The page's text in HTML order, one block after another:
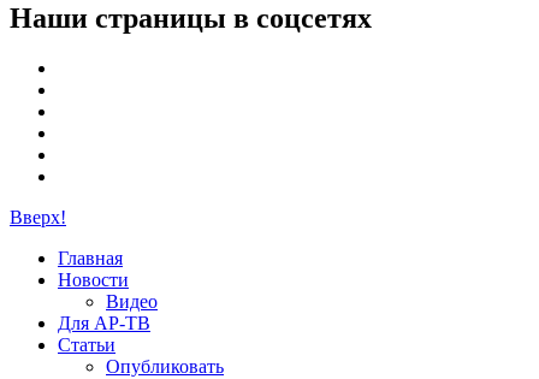
Наши страницы в соцсетях
Вверх!
Главная
Новости
Видео
Для АР-ТВ
Статьи
Опубликовать